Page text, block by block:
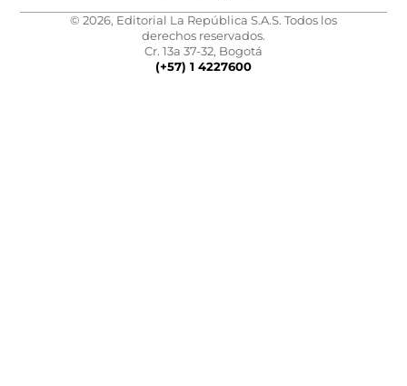
© 2026, Editorial La República S.A.S. Todos los
derechos reservados.
Cr. 13a 37-32, Bogotá
(+57) 1 4227600